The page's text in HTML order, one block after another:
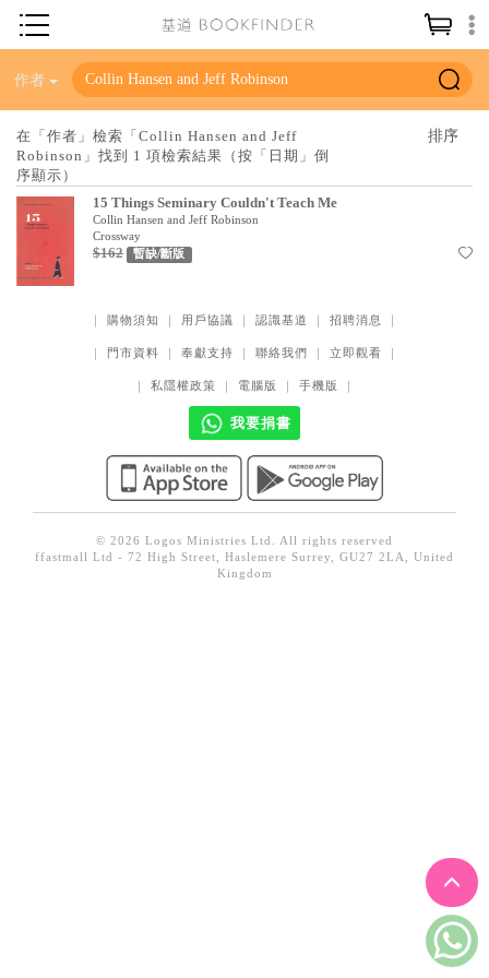
神學／教義
聖經
信仰入門
教會歷史
信徒生活
教會事工
分齡牧養
哲學／宗教比較
見證／傳記
文藝／勵志
作者
在「作者」檢索「Collin Hansen and Jeff
Robinson」找到 1 項檢索結果（按「日期」倒
序顯示）
15 Things Seminary Couldn't Teach Me
Collin Hansen and Jeff Robinson
Crossway
$162 暫缺/斷版
｜ 購物須知 ｜ 用戶協議 ｜ 認識基道 ｜ 招聘消息 ｜
｜ 門市資料 ｜ 奉獻支持 ｜ 聯絡我們 ｜ 立即觀看 ｜
｜ 私隱權政策 ｜ 電腦版 ｜ 手機版 ｜
我要捐書
© 2026 Logos Ministries Ltd. All rights reserved
ffastmall Ltd - 72 High Street, Haslemere Surrey, GU27 2LA, United
Kingdom